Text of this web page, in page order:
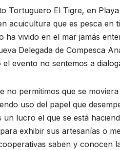
Tortuguero El Tigre, en
acuicultura que es pesca en
ha vivido en el mar jamás
Delegada de Compesca
evento no sentemos a
no permitimos que se
uso del papel que
un lucro el que se está
exhibir sus artesanías o
saben y conocen